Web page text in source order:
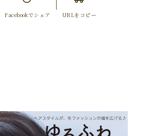
Facebookでシェア URLをコピー